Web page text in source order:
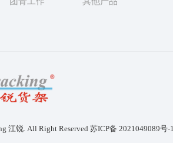
江锐. All Right Reserved 苏ICP备 2021049089号-1